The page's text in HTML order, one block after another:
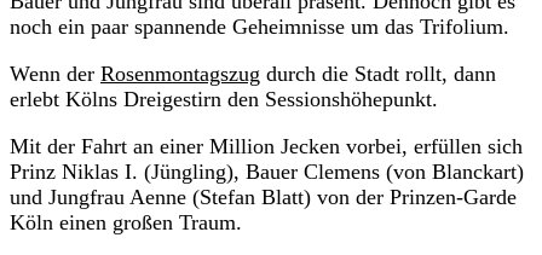
noch ein paar spannende Geheimnisse um das Trifolium.
Wenn der Rosenmontagszug durch die Stadt rollt, dann
erlebt Kölns Dreigestirn den Sessionshöhepunkt.
Mit der Fahrt an einer Million Jecken vorbei, erfüllen sich
Prinz Niklas I. (Jüngling), Bauer Clemens (von Blanckart)
und Jungfrau Aenne (Stefan Blatt) von der Prinzen-Garde
Köln einen großen Traum.